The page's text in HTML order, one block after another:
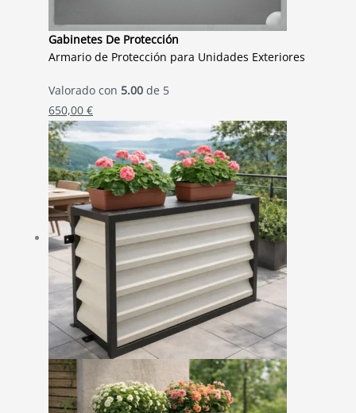
Gabinetes De Protección
Armario de Protección para Unidades Exteriores
Valorado con 5.00 de 5
650,00€